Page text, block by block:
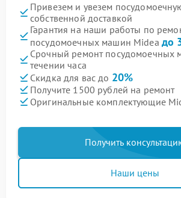
Привезем и увезем
собственной доставкой
Гарантия на наши работы по
посудомоечных машин Midea до
Срочный ремонт посудомоечных
течении часа
Скидка для вас до 20%
Получите 1500 рублей на ремонт
Оригинальные комплектующие
Получить
Наши цены